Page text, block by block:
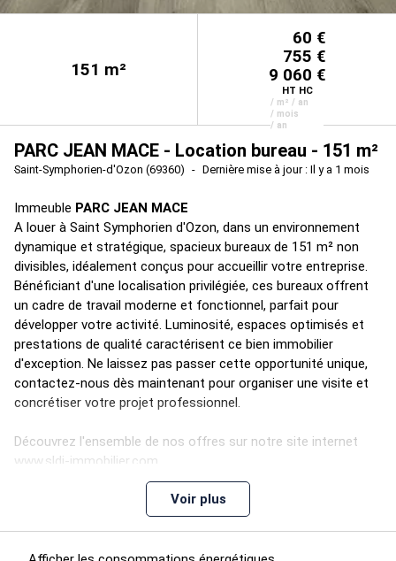
151 m²
60 €
755 €
9 060 €
HT HC
/ m² / an
/ mois
/ an
PARC JEAN MACE - Location bureau - 151 m²
Saint-Symphorien-d'Ozon (69360) Dernière mise à jour : Il y a 1 mois
Immeuble PARC JEAN MACE
A louer à Saint Symphorien d'Ozon, dans un environnement
dynamique et stratégique, spacieux bureaux de 151 m² non
divisibles, idéalement conçus pour accueillir votre entreprise.
Bénéficiant d'une localisation privilégiée, ces bureaux offrent
un cadre de travail moderne et fonctionnel, parfait pour
développer votre activité. Luminosité, espaces optimisés et
prestations de qualité caractérisent ce bien immobilier
d'exception. Ne laissez pas passer cette opportunité unique,
contactez-nous dès maintenant pour organiser une visite et
concrétiser votre projet professionnel.
Découvrez l'ensemble de nos offres sur notre site internet
www.sldi-immobilier.com
Voir plus